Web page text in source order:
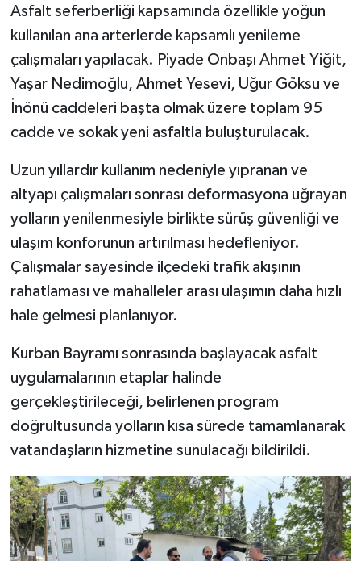
Asfalt seferberliği kapsamında özellikle yoğun
kullanılan ana arterlerde kapsamlı yenileme
çalışmaları yapılacak. Piyade Onbaşı Ahmet Yiğit,
Yaşar Nedimoğlu, Ahmet Yesevi, Uğur Göksu ve
İnönü caddeleri başta olmak üzere toplam 95
cadde ve sokak yeni asfaltla buluşturulacak.
Uzun yıllardır kullanım nedeniyle yıpranan ve
altyapı çalışmaları sonrası deformasyona uğrayan
yolların yenilenmesiyle birlikte sürüş güvenliği ve
ulaşım konforunun artırılması hedefleniyor.
Çalışmalar sayesinde ilçedeki trafik akışının
rahatlaması ve mahalleler arası ulaşımın daha hızlı
hale gelmesi planlanıyor.
Kurban Bayramı sonrasında başlayacak asfalt
uygulamalarının etaplar halinde
gerçekleştirileceği, belirlenen program
doğrultusunda yolların kısa sürede tamamlanarak
vatandaşların hizmetine sunulacağı bildirildi.
TARİH
Politika
YEREL
BÖLGEDEN
BİLİM TEKNOLOJİ
SEÇİM 2015
BİLİM VE TEKNOLOJİ
YARIŞMALAR
TANITIM
HABERDE İNSAN